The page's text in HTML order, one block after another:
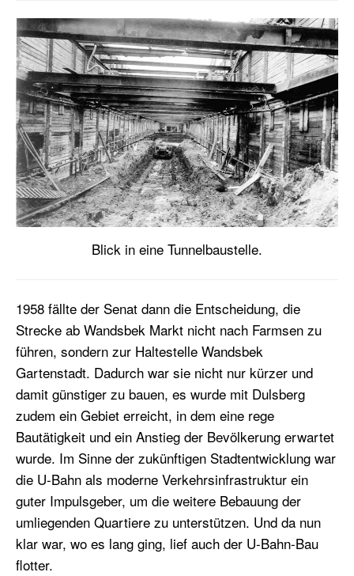
Blick in eine Tunnelbaustelle.
1958 fällte der Senat dann die Entscheidung, die
Strecke ab Wandsbek Markt nicht nach Farmsen zu
führen, sondern zur Haltestelle Wandsbek
Gartenstadt. Dadurch war sie nicht nur kürzer und
damit günstiger zu bauen, es wurde mit Dulsberg
zudem ein Gebiet erreicht, in dem eine rege
Bautätigkeit und ein Anstieg der Bevölkerung erwartet
wurde. Im Sinne der zukünftigen Stadtentwicklung war
die U-Bahn als moderne Verkehrsinfrastruktur ein
guter Impulsgeber, um die weitere Bebauung der
umliegenden Quartiere zu unterstützen. Und da nun
klar war, wo es lang ging, lief auch der U-Bahn-Bau
flotter.